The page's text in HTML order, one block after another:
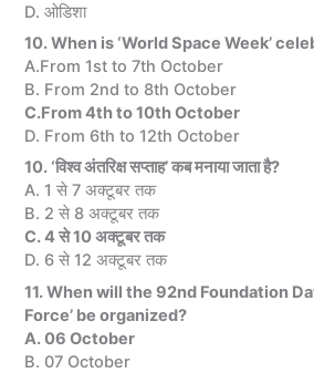
D. ओडिशा
10. When is ‘World Space Week’
A.From 1st to 7th October
B. From 2nd to 8th October
C.From 4th to 10th October
D. From 6th to 12th October
10. ‘विश्व अंतरिक्ष सप्ताह’ कब मनाया जाता है?
A. 1 से 7 अक्टूबर तक
B. 2 से 8 अक्टूबर तक
C. 4 से 10 अक्टूबर तक
D. 6 से 12 अक्टूबर तक
11. When will the 92nd Foundation
Force’ be organized?
A. 06 October
B. 07 October